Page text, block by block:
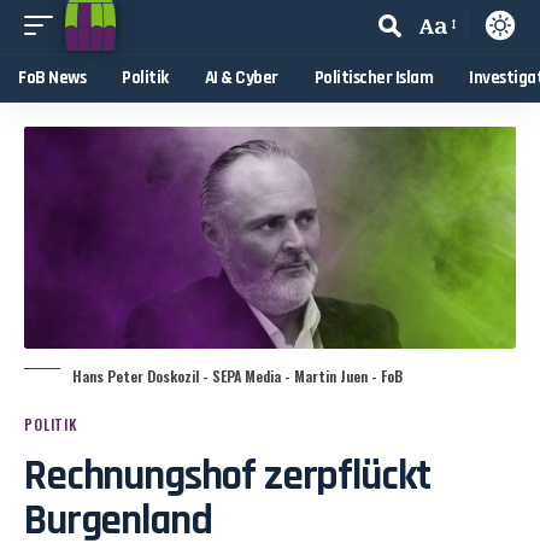
Aa
FoB News Politik AI & Cyber Politischer Islam
Hans Peter Doskozil - SEPA Media - Martin Juen - FoB
POLITIK
Rechnungshof zerpflückt
Burgenland